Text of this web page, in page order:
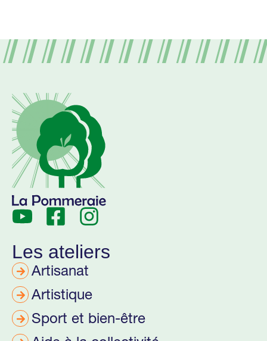
Les ateliers
Artisanat
Artistique
Sport et bien-être